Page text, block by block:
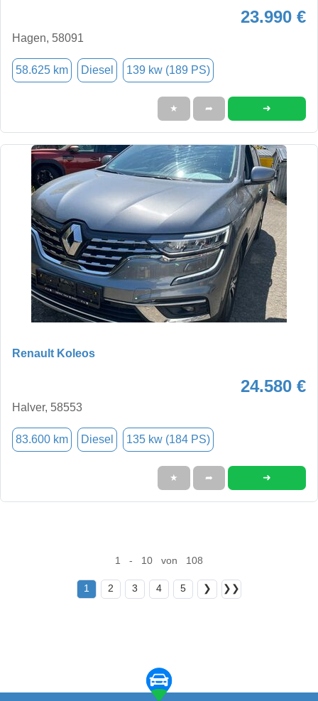
23.990 €
Hagen, 58091
58.625 km Diesel 139 kw (189 PS)
★ ➦ ➜
Renault Koleos
24.580 €
Halver, 58553
83.600 km Diesel 135 kw (184 PS)
★ ➦ ➜
1 - 10 von 108
1 2 3 4 5 ❯ ❯❯